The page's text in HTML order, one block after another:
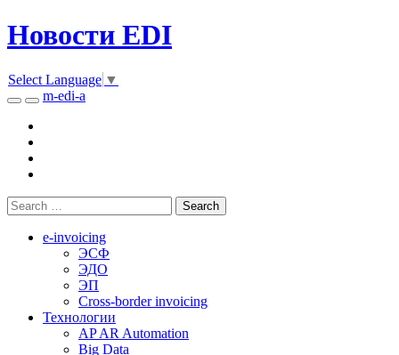
Новости EDI
Select Language ▼
m-edi-a
e-invoicing
ЭСФ
ЭДО
ЭП
Cross-border invoicing
Технологии
AP AR Automation
Big Data